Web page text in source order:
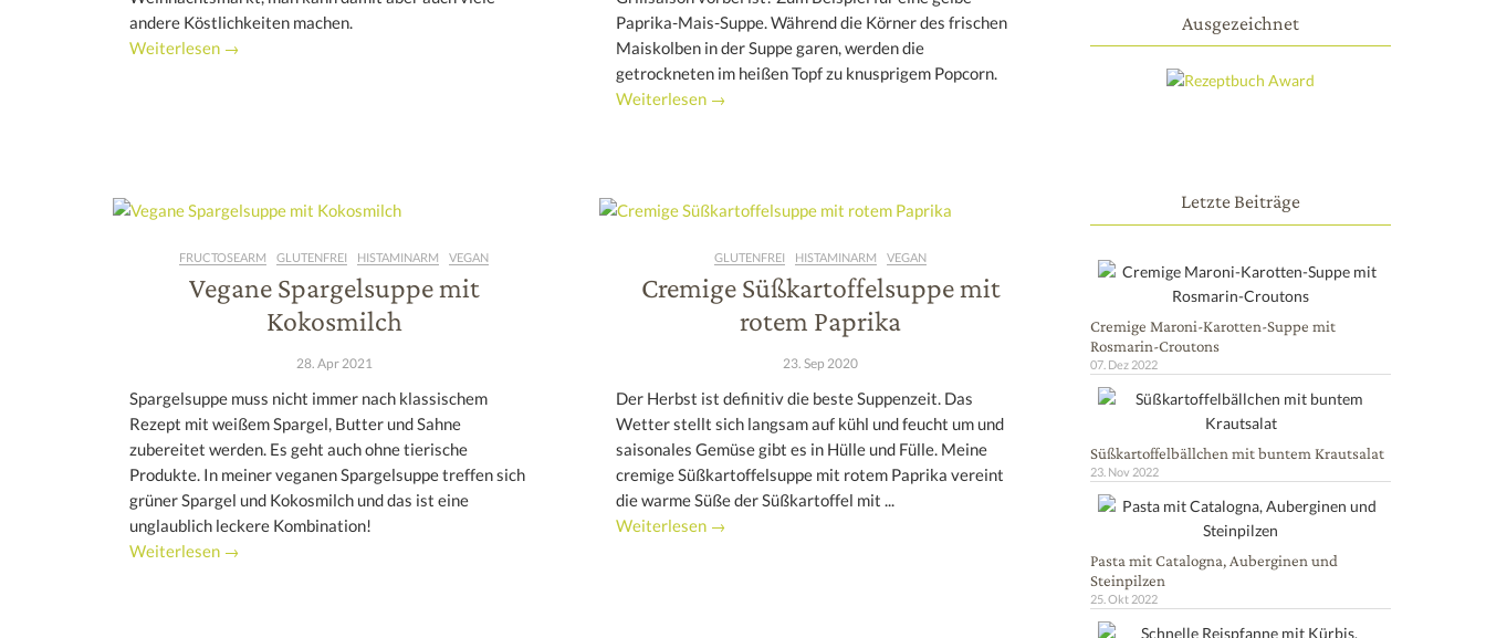
andere Köstlichkeiten machen.
Weiterlesen →
Paprika-Mais-Suppe. Während die Körner des frischen
Maiskolben in der Suppe garen, werden die
getrockneten im heißen Topf zu knusprigem Popcorn.
Weiterlesen →
FRUCTOSEARM GLUTENFREI HISTAMINARM VEGAN
Vegane Spargelsuppe mit
Kokosmilch
28. Apr 2021
Spargelsuppe muss nicht immer nach klassischem
Rezept mit weißem Spargel, Butter und Sahne
zubereitet werden. Es geht auch ohne tierische
Produkte. In meiner veganen Spargelsuppe treffen sich
grüner Spargel und Kokosmilch und das ist eine
unglaublich leckere Kombination!
Weiterlesen →
GLUTENFREI HISTAMINARM VEGAN
Cremige Süßkartoffelsuppe mit
rotem Paprika
23. Sep 2020
Der Herbst ist definitiv die beste Suppenzeit. Das
Wetter stellt sich langsam auf kühl und feucht um und
saisonales Gemüse gibt es in Hülle und Fülle. Meine
cremige Süßkartoffelsuppe mit rotem Paprika vereint
die warme Süße der Süßkartoffel mit ...
Weiterlesen →
Ausgezeichnet
Letzte Beiträge
Cremige Maroni-Karotten-Suppe mit
Rosmarin-Croutons
07. Dez 2022
Süßkartoffelbällchen mit buntem Krautsalat
23. Nov 2022
Pasta mit Catalogna, Auberginen und
Steinpilzen
25. Okt 2022